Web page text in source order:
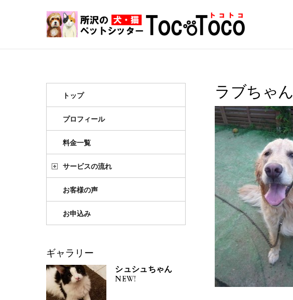
ラブちゃん
トップ
プロフィール
料金一覧
サービスの流れ
お客様の声
お申込み
ギャラリー
シュシュちゃん
NEW!